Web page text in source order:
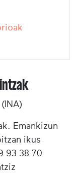
Emankizun
ikus
93 38 70